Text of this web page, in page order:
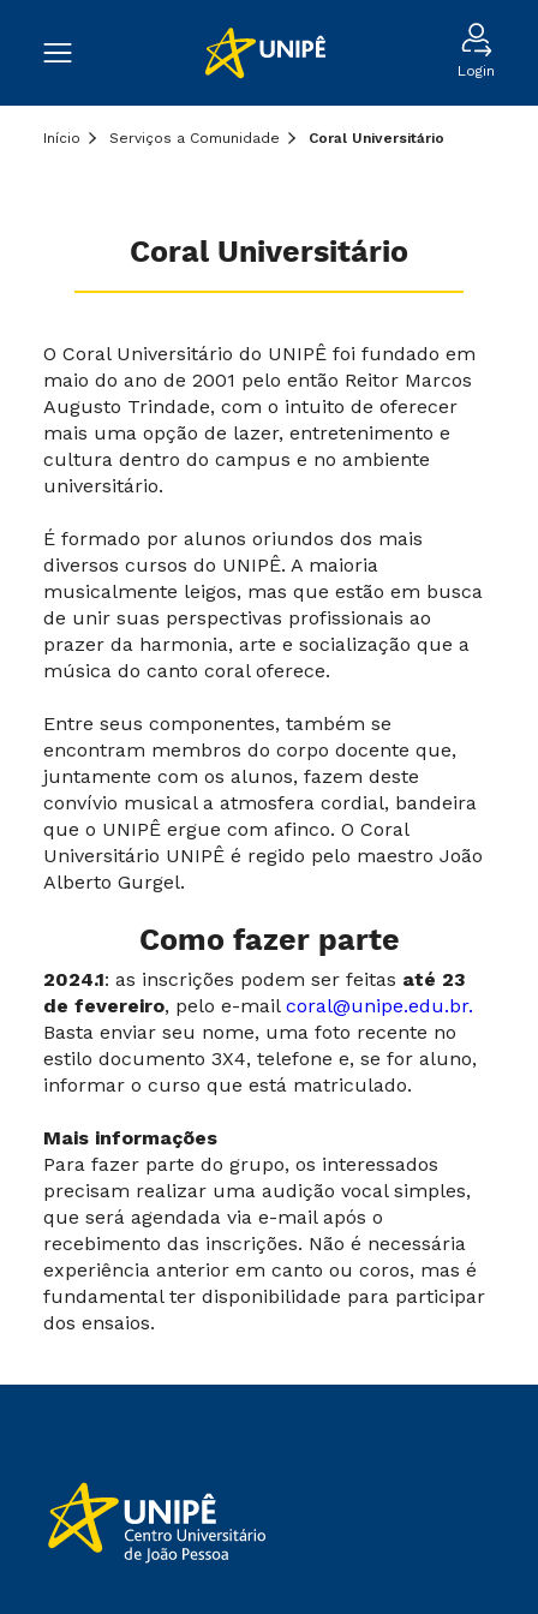
Login
Início Serviços a Comunidade Coral Universitário
Coral Universitário
O Coral Universitário do UNIPÊ foi fundado em
maio do ano de 2001 pelo então Reitor Marcos
Augusto Trindade, com o intuito de oferecer
mais uma opção de lazer, entretenimento e
cultura dentro do campus e no ambiente
universitário.
É formado por alunos oriundos dos mais
diversos cursos do UNIPÊ. A maioria
musicalmente leigos, mas que estão em busca
de unir suas perspectivas profissionais ao
prazer da harmonia, arte e socialização que a
música do canto coral oferece.
Entre seus componentes, também se
encontram membros do corpo docente que,
juntamente com os alunos, fazem deste
convívio musical a atmosfera cordial, bandeira
que o UNIPÊ ergue com afinco. O Coral
Universitário UNIPÊ é regido pelo maestro João
Alberto Gurgel.
Como fazer parte
2024.1: as inscrições podem ser feitas até 23
de fevereiro, pelo e-mail coral@unipe.edu.br.
Basta enviar seu nome, uma foto recente no
estilo documento 3X4, telefone e, se for aluno,
informar o curso que está matriculado.
Mais informações
Para fazer parte do grupo, os interessados
precisam realizar uma audição vocal simples,
que será agendada via e-mail após o
recebimento das inscrições. Não é necessária
experiência anterior em canto ou coros, mas é
fundamental ter disponibilidade para participar
dos ensaios.